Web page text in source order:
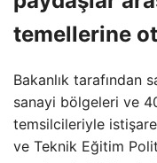
temellerine
Bakanlık tarafından
sanayi bölgeleri ve
temsilcileriyle
ve Teknik Eğitim